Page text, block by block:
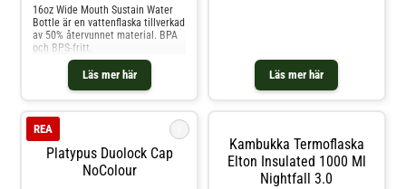
Läs mer här
16oz Wide Mouth Sustain Water
Bottle är en vattenflaska tillverkad
av 50% återvunnet material. BPA
och BPS-fritt.
Läs mer här
Platypus Duolock Cap
NoColour
REA
Kambukka Termoflaska
Elton Insulated 1000 Ml
Nightfall 3.0